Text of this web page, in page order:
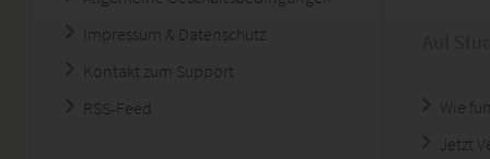
Impressum & Datenschutz
Kontakt zum Support
RSS-Feed
Wie
Jetzt